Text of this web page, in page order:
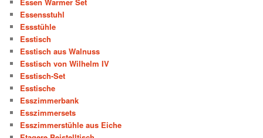
Essensstuhl
Essstühle
Esstisch
Esstisch aus Walnuss
Esstisch von Wilhelm IV
Esstisch-Set
Esstische
Esszimmerbank
Esszimmersets
Esszimmerstühle aus Eiche